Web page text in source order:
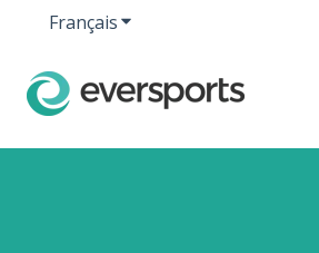
FrançaisAfficher le sous-menu